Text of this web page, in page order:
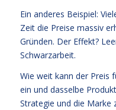
Ein anderes Beispiel:
Zeit die Preise massiv
Gründen. Der Effekt?
Schwarzarbeit.
Wie weit kann der Preis
ein und dasselbe
Strategie und die Marke